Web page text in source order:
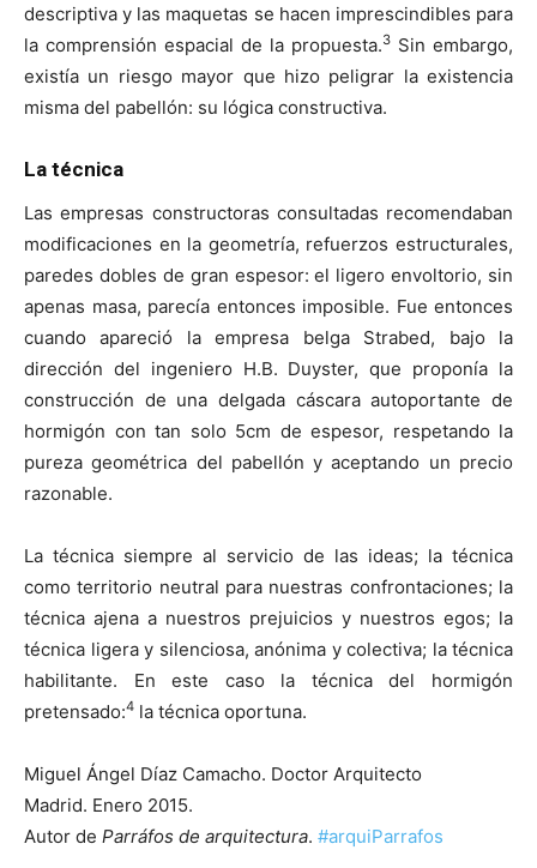
descriptiva y las maquetas se hacen imprescindibles para
la comprensión espacial de la propuesta.3 Sin embargo,
existía un riesgo mayor que hizo peligrar la existencia
misma del pabellón: su lógica constructiva.
La técnica
Las empresas constructoras consultadas recomendaban
modificaciones en la geometría, refuerzos estructurales,
paredes dobles de gran espesor: el ligero envoltorio, sin
apenas masa, parecía entonces imposible. Fue entonces
cuando apareció la empresa belga Strabed, bajo la
dirección del ingeniero H.B. Duyster, que proponía la
construcción de una delgada cáscara autoportante de
hormigón con tan solo 5cm de espesor, respetando la
pureza geométrica del pabellón y aceptando un precio
razonable.
La técnica siempre al servicio de las ideas; la técnica
como territorio neutral para nuestras confrontaciones; la
técnica ajena a nuestros prejuicios y nuestros egos; la
técnica ligera y silenciosa, anónima y colectiva; la técnica
habilitante. En este caso la técnica del hormigón
pretensado:4 la técnica oportuna.
Miguel Ángel Díaz Camacho. Doctor Arquitecto
Madrid. Enero 2015.
Autor de Parráfos de arquitectura. #arquiParrafos